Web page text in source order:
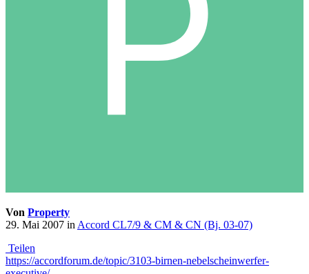
Von Property
29. Mai 2007 in Accord CL7/9 & CM & CN (Bj. 03-07)
Teilen
https://accordforum.de/topic/3103-birnen-nebelscheinwerfer-